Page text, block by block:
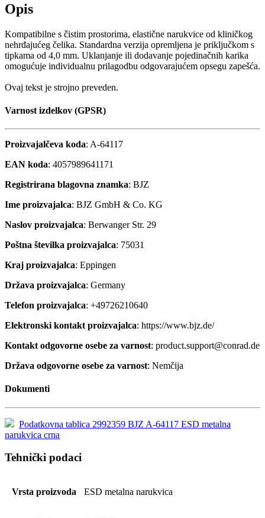
Opis
Kompatibilne s čistim prostorima, elastične narukvice od kliničkog
nehrđajućeg čelika. Standardna verzija opremljena je priključkom s
tipkama od 4,0 mm. Uklanjanje ili dodavanje pojedinačnih karika
omogućuje individualnu prilagodbu odgovarajućem opsegu zapešća.
Ovaj tekst je strojno preveden.
Varnost izdelkov (GPSR)
Proizvajalčeva koda: A-64117
EAN koda: 4057989641171
Registrirana blagovna znamka: BJZ
Ime proizvajalca: BJZ GmbH & Co. KG
Naslov proizvajalca: Berwanger Str. 29
Poštna številka proizvajalca: 75031
Kraj proizvajalca: Eppingen
Država proizvajalca: Germany
Telefon proizvajalca: +49726210640
Elektronski kontakt proizvajalca: https://www.bjz.de/
Kontakt odgovorne osebe za varnost: product.support@conrad.de
Država odgovorne osebe za varnost: Nemčija
Dokumenti
Podatkovna tablica 2992359 BJZ A-64117 ESD metalna
narukvica crna
Tehnički podaci
Vrsta proizvoda ESD metalna narukvica